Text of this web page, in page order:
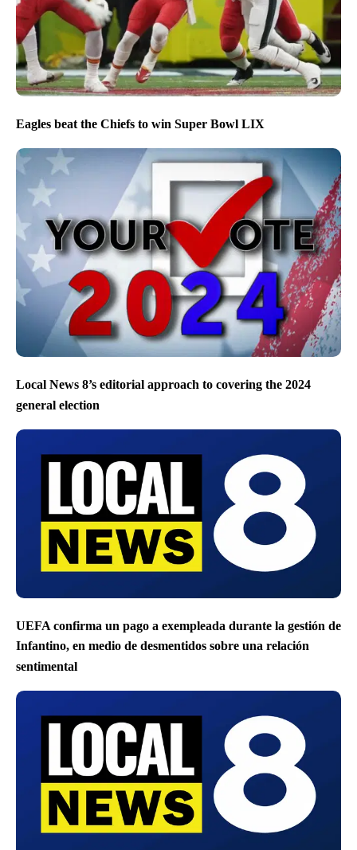
Eagles beat the Chiefs to win Super Bowl LIX
Local News 8’s editorial approach to covering the 2024
general election
UEFA confirma un pago a exempleada durante la gestión de
Infantino, en medio de desmentidos sobre una relación
sentimental